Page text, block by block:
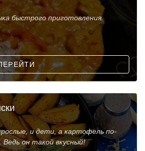
быстрого приготовления.
и дети, а картофель по-
Ведь он такой вкусный!